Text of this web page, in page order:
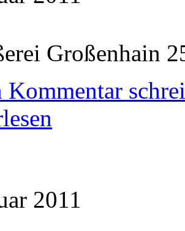
Großenhain
Kommentar
2011